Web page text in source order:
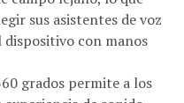
sus asistentes de voz
con manos
​​grados permite a los